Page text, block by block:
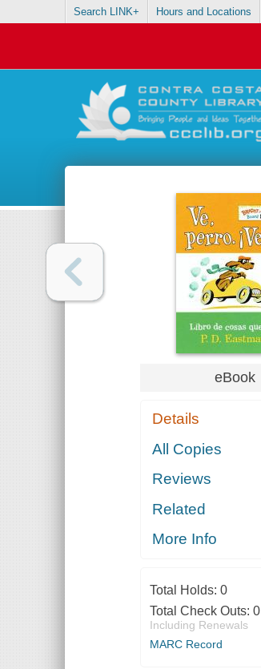
Search LINK+ Hours and Locations
eBook
Details
All Copies
Reviews
Related
More Info
Total Holds: 0
Total Check Outs: 0
Including Renewals
MARC Record